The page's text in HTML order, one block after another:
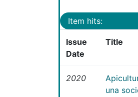
Item hits:
Issue
Date
Title
2020
una